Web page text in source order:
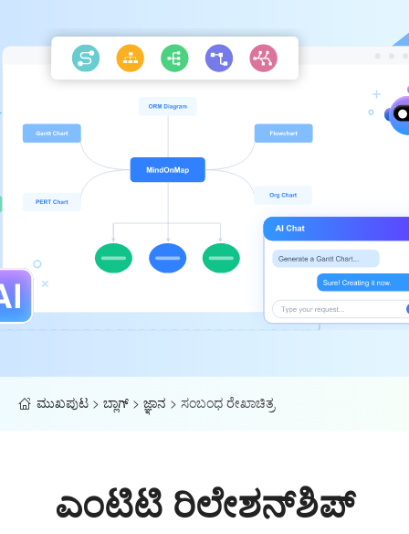
ಮುಖಪುಟ > ಬ್ಲಾಗ್ > ಜ್ಞಾನ > ಸಂಬಂಧ ರೇಖಾಚಿತ್ರ
ಎಂಟಿಟಿ ರಿಲೇಶನ್‌ಶಿಪ್